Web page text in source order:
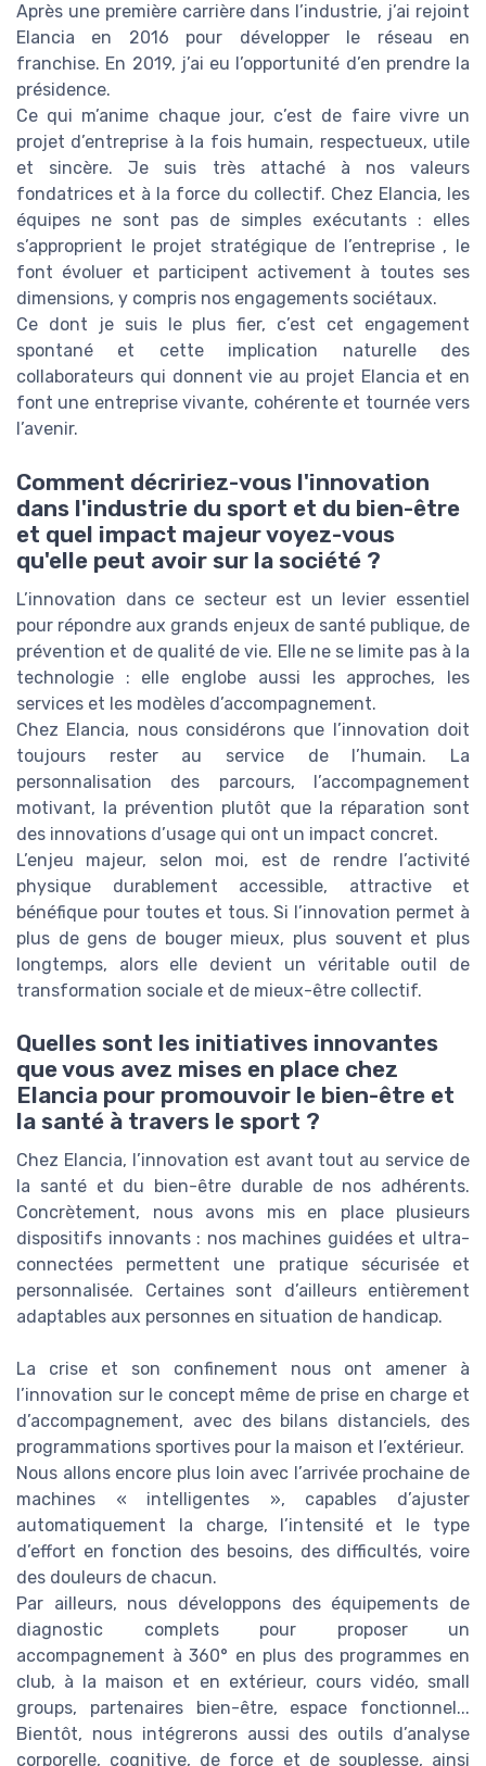
Après une première carrière dans l’industrie, j’ai rejoint
Elancia en 2016 pour développer le réseau en
franchise. En 2019, j’ai eu l’opportunité d’en prendre la
présidence.
Ce qui m’anime chaque jour, c’est de faire vivre un
projet d’entreprise à la fois humain, respectueux, utile
et sincère. Je suis très attaché à nos valeurs
fondatrices et à la force du collectif. Chez Elancia, les
équipes ne sont pas de simples exécutants : elles
s’approprient le projet stratégique de l’entreprise , le
font évoluer et participent activement à toutes ses
dimensions, y compris nos engagements sociétaux.
Ce dont je suis le plus fier, c’est cet engagement
spontané et cette implication naturelle des
collaborateurs qui donnent vie au projet Elancia et en
font une entreprise vivante, cohérente et tournée vers
l’avenir.
Comment décririez-vous l'innovation
dans l'industrie du sport et du bien-être
et quel impact majeur voyez-vous
qu'elle peut avoir sur la société ?
L’innovation dans ce secteur est un levier essentiel
pour répondre aux grands enjeux de santé publique, de
prévention et de qualité de vie. Elle ne se limite pas à la
technologie : elle englobe aussi les approches, les
services et les modèles d’accompagnement.
Chez Elancia, nous considérons que l’innovation doit
toujours rester au service de l’humain. La
personnalisation des parcours, l’accompagnement
motivant, la prévention plutôt que la réparation sont
des innovations d’usage qui ont un impact concret.
L’enjeu majeur, selon moi, est de rendre l’activité
physique durablement accessible, attractive et
bénéfique pour toutes et tous. Si l’innovation permet à
plus de gens de bouger mieux, plus souvent et plus
longtemps, alors elle devient un véritable outil de
transformation sociale et de mieux-être collectif.
Quelles sont les initiatives innovantes
que vous avez mises en place chez
Elancia pour promouvoir le bien-être et
la santé à travers le sport ?
Chez Elancia, l’innovation est avant tout au service de
la santé et du bien-être durable de nos adhérents.
Concrètement, nous avons mis en place plusieurs
dispositifs innovants : nos machines guidées et ultra-
connectées permettent une pratique sécurisée et
personnalisée. Certaines sont d’ailleurs entièrement
adaptables aux personnes en situation de handicap.
La crise et son confinement nous ont amener à
l’innovation sur le concept même de prise en charge et
d’accompagnement, avec des bilans distanciels, des
programmations sportives pour la maison et l’extérieur.
Nous allons encore plus loin avec l’arrivée prochaine de
machines « intelligentes », capables d’ajuster
automatiquement la charge, l’intensité et le type
d’effort en fonction des besoins, des difficultés, voire
des douleurs de chacun.
Par ailleurs, nous développons des équipements de
diagnostic complets pour proposer un
accompagnement à 360° en plus des programmes en
club, à la maison et en extérieur, cours vidéo, small
groups, partenaires bien-être, espace fonctionnel...
Bientôt, nous intégrerons aussi des outils d’analyse
corporelle, cognitive, de force et de souplesse, ainsi